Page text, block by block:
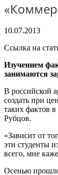
10.07.2013
Ссылка на
Изучением
занимаются
В российской
создать при
таких фактов
Рубцов.
«Зависит от
эти студенты
всего, мне
Осенью